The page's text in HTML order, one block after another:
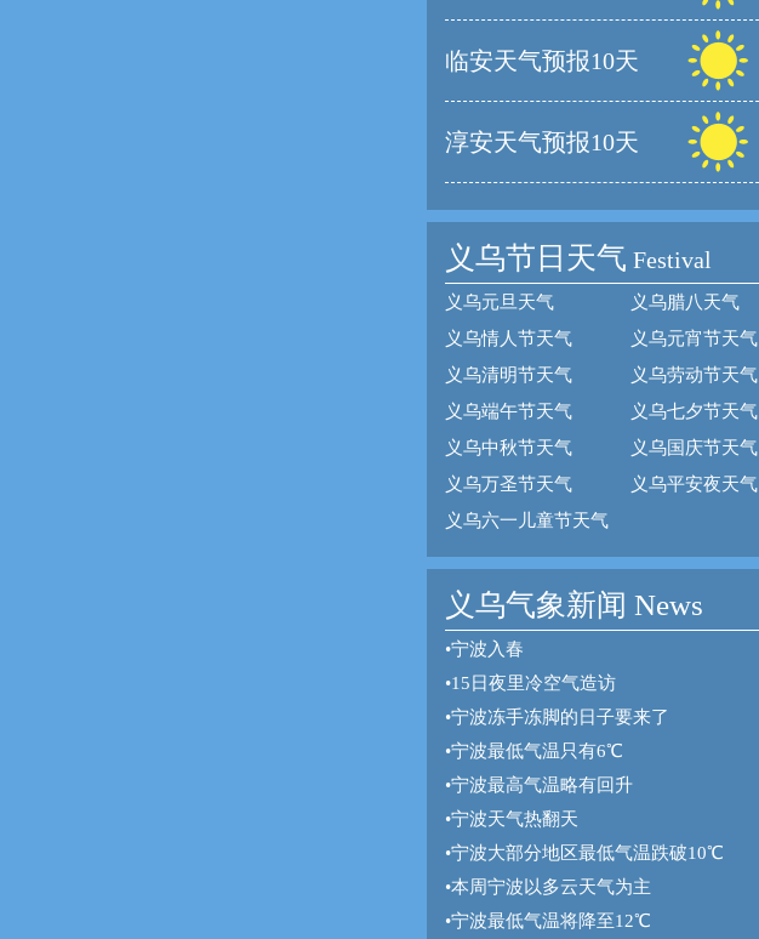
临安天气预报10天
淳安天气预报10天
义乌节日天气 Festival
义乌元旦天气 义乌腊八天气
义乌情人节天气
义乌元宵节天气
义乌清明节天气
义乌劳动节天气
义乌端午节天气
义乌七夕节天气
义乌中秋节天气
义乌国庆节天气
义乌万圣节天气
义乌平安夜天气
义乌六一儿童节天气
义乌气象新闻 News
•宁波入春
•15日夜里冷空气造访
•宁波冻手冻脚的日子要来了
•宁波最低气温只有6℃
•宁波最高气温略有回升
•宁波天气热翻天
•宁波大部分地区最低气温跌破10℃
•本周宁波以多云天气为主
•宁波最低气温将降至12℃